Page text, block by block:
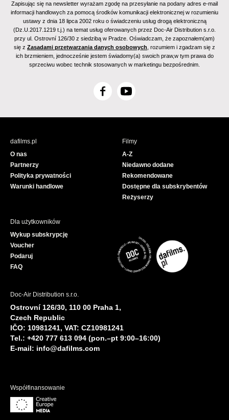
Zapisując się na newsletter wyrażam zgodę na przesyłanie na podany adres e-mail
informacji handlowych za pomocą środków komunikacji elektronicznej w rozumieniu
ustawy z dnia 18 lipca 2002 roku o świadczeniu usług drogą elektroniczną
(Dz.U.2017.1219 t.j.) na temat usług oferowanych przez Doc-Air Distribution s.r.o.
przy ul. Ostrovní 126/30 z siedzibą w Pradze. Oświadczam, że zapoznałem(am)
się z Zasadami przetwarzania danych osobowych , rozumiem i zgadzam się z
ich brzmieniem, jednocześnie jestem świadomy(a) swoich praw,w tym prawa do
sprzeciwu wobec technik stosowanych w marketingu bezpośrednim.
F
c
Y
u
e
dafilms.pl
O nas
Partnerzy
Polityka prywatności
Warunki handlowe
Filmy
A-Z
Niedawno dodane
Rekomendowane
Dostępne dla subskrybentów
Reżyserzy
Dla użytkowników
Wykup subskrypcję
Voucher
Podaruj
FAQ
Doc-Air Distribution s.r.o.
Ostrovní 126/30, 110 00 Praha 1,
Czech Republic
IČO: 10981241, VAT: CZ10981241
Tel.: +420 777 613 094 (pon.–pt 9:00–16:00)
E-mail: info@dafilms.com
Współfinansowanie